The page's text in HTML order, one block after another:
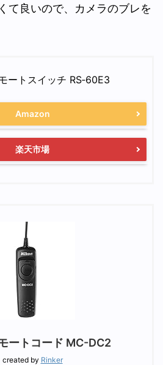
て良いので、カメラのブレを
ートスイッチ RS‐60E3
Amazon
楽天市場
ートコード MC-DC2
created by Rinker